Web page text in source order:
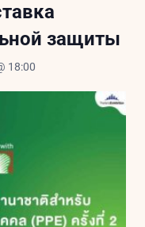
защиты
18:00